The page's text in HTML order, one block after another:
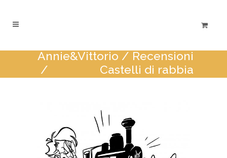
Annie&Vittorio / Recensioni
/
Castelli di rabbia